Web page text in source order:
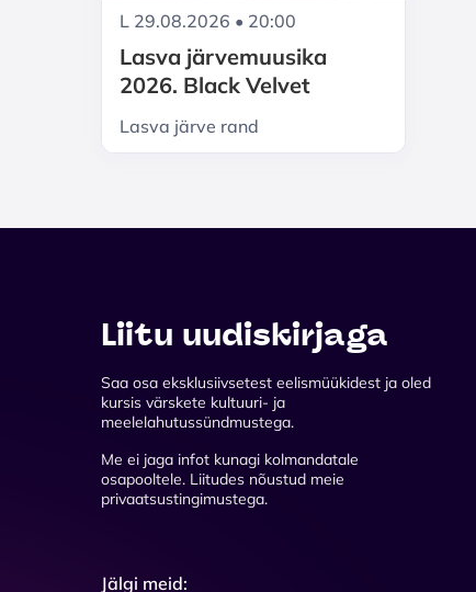
L 29.08.2026 • 20:00
Lasva järvemuusika
2026. Black Velvet
Lasva järve rand
Liitu uudiskirjaga
Saa osa eksklusiivsetest eelismüükidest ja oled
kursis värskete kultuuri- ja
meelelahutussündmustega.
Me ei jaga infot kunagi kolmandatale
osapooltele. Liitudes nõustud meie
privaatsustingimustega.
Jälgi meid: